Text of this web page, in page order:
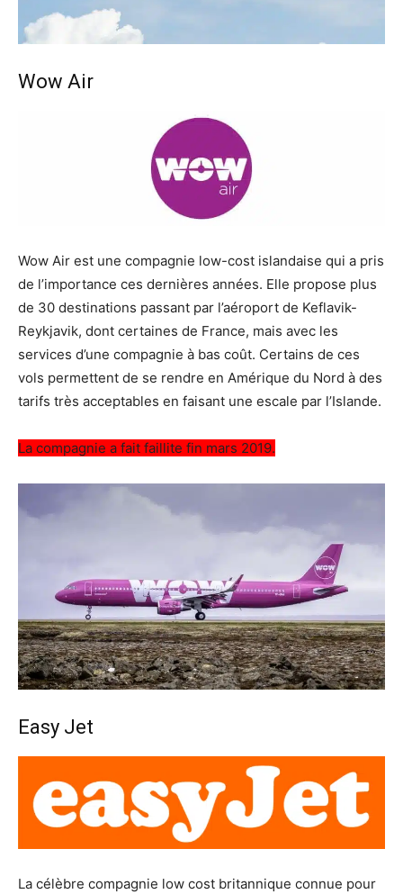
Wow Air
Wow Air est une compagnie low-cost islandaise qui a pris
de l’importance ces dernières années. Elle propose plus
de 30 destinations passant par l’aéroport de Keflavik-
Reykjavik, dont certaines de France, mais avec les
services d’une compagnie à bas coût. Certains de ces
vols permettent de se rendre en Amérique du Nord à des
tarifs très acceptables en faisant une escale par l’Islande.
La compagnie a fait faillite fin mars 2019.
Easy Jet
La célèbre compagnie low cost britannique connue pour